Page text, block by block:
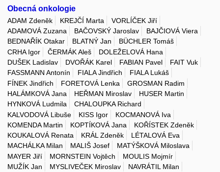
Obecná onkologie
ADAM Zdeněk KREJČÍ Marta
VORLÍČEK Jiří
ADAMOVÁ Zuzana
BAČOVSKÝ Jaroslav
BAJČIOVÁ Viera
BEDNAŘÍK Otakar
BLATNÝ Jan
BÜCHLER Tomáš
CRHA Igor
ČERMÁK Aleš
DOLEŽELOVÁ Hana
DUŠEK Ladislav
DVOŘÁK Karel FABIAN Pavel
FAIT Vuk
FASSMANN Antonín
FIALA Jindřich
FIALA Lukáš
FÍNEK Jindřich
FORETOVÁ Lenka
GROSMAN Radim
HALÁMKOVÁ Jana
HEŘMAN Miroslav
HUSER Martin
HYNKOVÁ Ludmila
CHALOUPKA Richard
KALVODOVÁ Libuše
KISS Igor
KOCMANOVÁ Iva
KOMENDA Martin
KOPTÍKOVÁ Jana
KOŘÍSTEK Zdeněk
KOUKALOVÁ Renata
KRÁL Zdeněk
LÉTALOVÁ Eva
MACHÁLKA Milan
MALIŠ Josef
MATÝŠKOVÁ Miloslava
MAYER Jiří
MORNSTEIN Vojtěch
MOULIS Mojmír
MUŽÍK Jan
MYSLIVEČEK Miroslav
NAVRÁTIL Milan